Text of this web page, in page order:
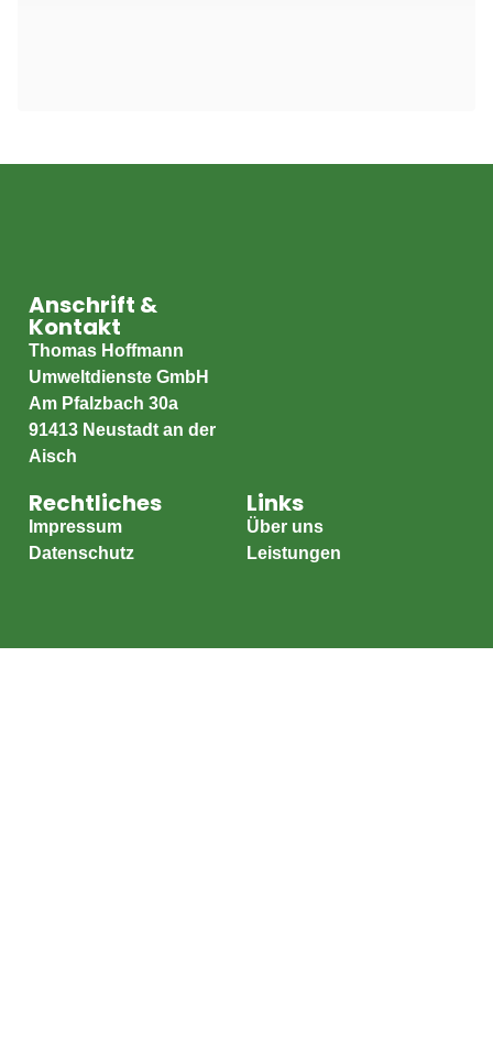
Anschrift &
Kontakt
Thomas Hoffmann
Umweltdienste GmbH
Am Pfalzbach 30a
91413 Neustadt an der
Aisch
Rechtliches
Impressum
Datenschutz
Links
Über uns
Leistungen